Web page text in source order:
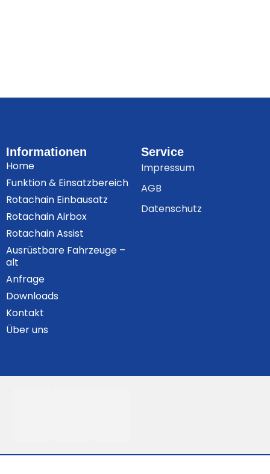
Informationen
Home
Funktion & Einsatzbereich
Rotachain Einbausatz
Rotachain Airbox
Rotachain Assist
Ausrüstbare Fahrzeuge –
alt
Anfrage
Downloads
Kontakt
Über uns
Service
Impressum
AGB
Datenschutz